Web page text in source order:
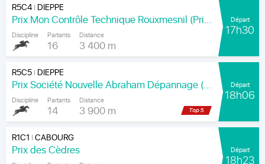
R5C4| DIEPPE
Prix Mon Contrôle Technique Rouxmesnil (Prix Jean de la Rochefoucauld)
Discipline Partants
16
Distance
3 400 m
Départ
17h30
R5C5| DIEPPE
Prix Société Nouvelle Abraham Dépannage (Prix Arenice)
Discipline Partants
14
Distance
3 900 m
Départ
18h06
R1C1 |CABOURG
Prix des Cèdres Départ
18h23